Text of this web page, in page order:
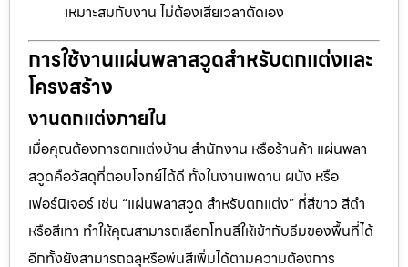
เหมาะสมกับงาน ไม่ต้องเสียเวลาตัดเอง
การใช้งานแผ่นพลาสวูดสำหรับตกแต่งและ
โครงสร้าง
งานตกแต่งภายใน
เมื่อคุณต้องการตกแต่งบ้าน สำนักงาน หรือร้านค้า แผ่นพลา
สวูดคือวัสดุที่ตอบโจทย์ได้ดี ทั้งในงานเพดาน ผนัง หรือ
เฟอร์นิเจอร์ เช่น “แผ่นพลาสวูด สำหรับตกแต่ง” ที่สีขาว สีดำ
หรือสีเทา ทำให้คุณสามารถเลือกโทนสีให้เข้ากับธีมของพื้นที่ได้
อีกทั้งยังสามารถฉลุหรือพ่นสีเพิ่มได้ตามความต้องการ